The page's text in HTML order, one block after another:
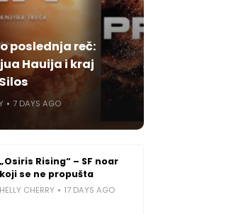
poslednja reč:
Hauija i kraj
7 DAYS AGO
„Osiris Rising“ – SF noar
koji se ne propušta
HELLY CHERRY 17 DAYS AGO